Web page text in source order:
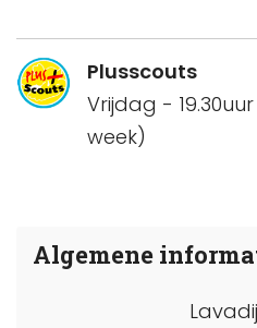
Plusscouts
Vrijdag -
week)
Algemene